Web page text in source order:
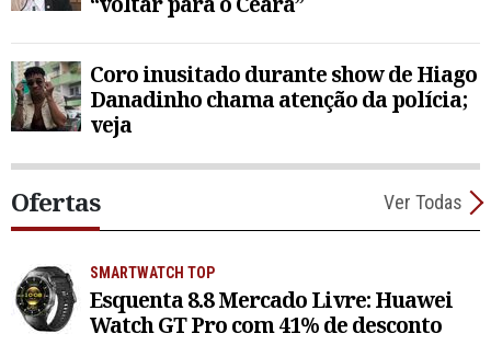
Coro inusitado durante show de Hiago
Danadinho chama atenção da polícia;
veja
Ofertas Ver Todas
SMARTWATCH TOP
Esquenta 8.8 Mercado Livre: Huawei
Watch GT Pro com 41% de desconto